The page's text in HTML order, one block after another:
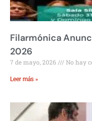
Filarmónica
2026
7 de mayo, 2026 No hay
Leer más »